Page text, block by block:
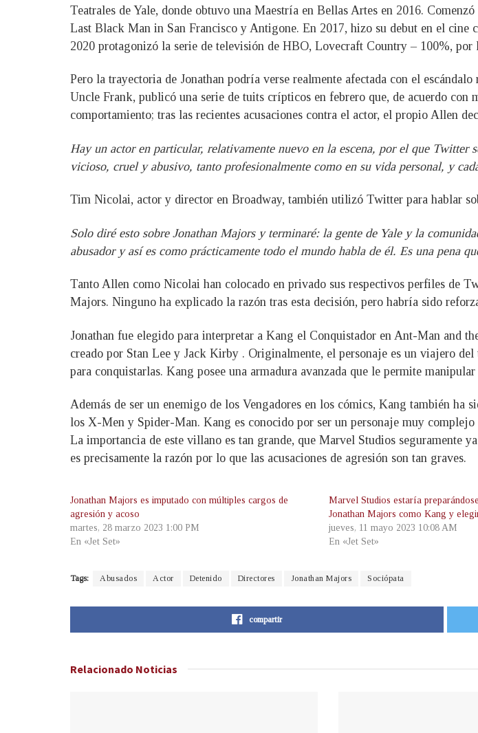
Teatrales de Yale, donde obtuvo una Maestría en Bellas Artes en 2016.
Last Black Man in San Francisco y Antigone. En 2017, hizo su debut en el cine
2020 protagonizó la serie de televisión de HBO, Lovecraft Country – 100%, por
Pero la trayectoria de Jonathan podría verse realmente afectada con el
Uncle Frank, publicó una serie de tuits crípticos en febrero que, de acuerdo
comportamiento; tras las recientes acusaciones contra el actor, el propio Allen
Hay un actor en particular, relativamente nuevo en la escena, por el que Twitter
vicioso, cruel y abusivo, tanto profesionalmente como en su vida personal, y
Tim Nicolai, actor y director en Broadway, también utilizó Twitter para hablar
Solo diré esto sobre Jonathan Majors y terminaré: la gente de Yale y la
abusador y así es como prácticamente todo el mundo habla de él. Es una pena
Tanto Allen como Nicolai han colocado en privado sus respectivos perfiles de
Majors. Ninguno ha explicado la razón tras esta decisión, pero habría sido
Jonathan fue elegido para interpretar a Kang el Conquistador en Ant-Man and
creado por Stan Lee y Jack Kirby . Originalmente, el personaje es un viajero
para conquistarlas. Kang posee una armadura avanzada que le permite
Además de ser un enemigo de los Vengadores en los cómics, Kang también ha
los X-Men y Spider-Man. Kang es conocido por ser un personaje muy
La importancia de este villano es tan grande, que Marvel Studios seguramente
es precisamente la razón por lo que las acusaciones de agresión son tan graves.
Jonathan Majors es imputado con múltiples cargos de
agresión y acoso
martes, 28 marzo 2023 1:00 PM
En «Jet Set»
Marvel Studios estaría
Jonathan Majors como Kang y
jueves, 11 mayo 2023 10:08 AM
En «Jet Set»
Tags: Abusados Actor Detenido Directores Jonathan Majors Sociópata
compartir
Relacionado Noticias